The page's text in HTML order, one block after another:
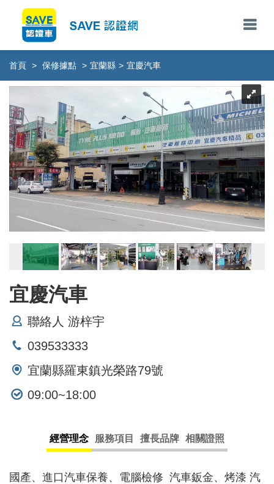
首頁 > 保修據點 > 宜蘭縣 > 宜慶汽車
宜慶汽車
聯絡人 游梓宇
039533333
宜蘭縣羅東鎮光榮路79號
09:00~18:00
經營理念 服務項目 擅長品牌 相關證照
國產、進口汽車保養、電腦檢修 汽車鈑金、烤漆 汽